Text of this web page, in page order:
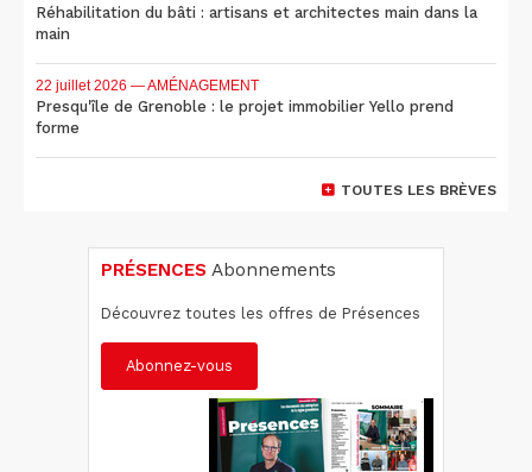
Réhabilitation du bâti : artisans et architectes main dans la
main
22 juillet 2026 — AMÉNAGEMENT
Presqu'île de Grenoble : le projet immobilier Yello prend
forme
TOUTES LES BRÈVES
PRÉSENCES Abonnements
Découvrez toutes les offres de Présences
Abonnez-vous